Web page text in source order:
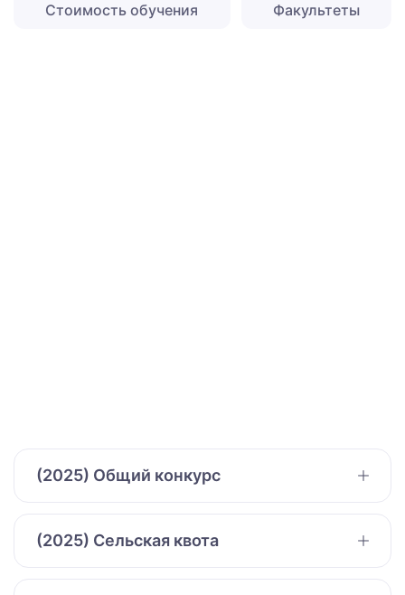
Стоимость обучения Факультеты
(2025) Общий конкурс
(2025) Сельская квота